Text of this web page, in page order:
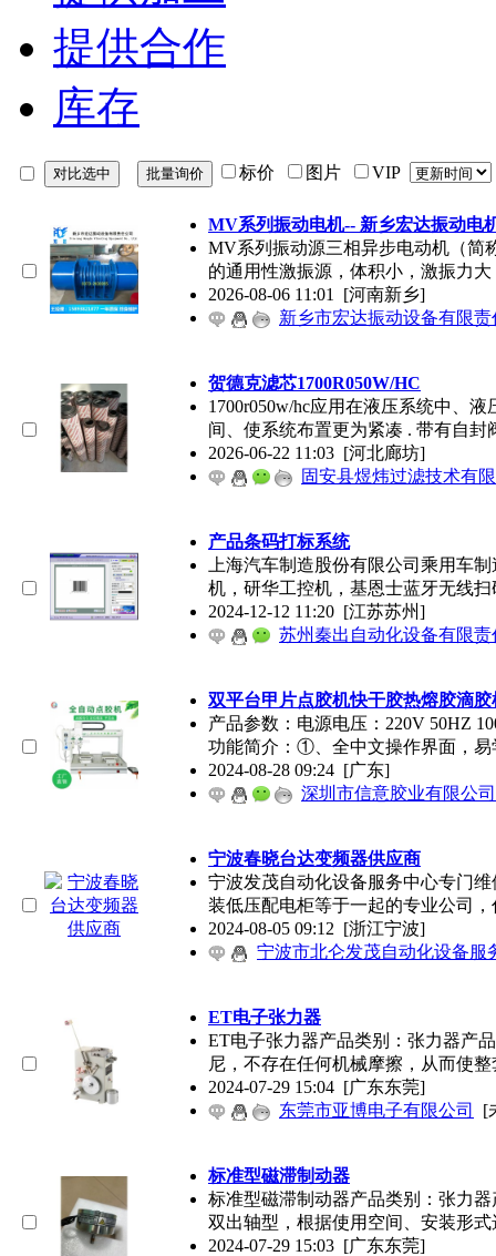
提供合作
库存
标价 图片 VIP
MV系列振动电机-- 新乡宏达振动电
MV系列振动源三相异步电动机（简
的通用性激振源，体积小，激振力
2026-08-06 11:01 [河南新乡]
新乡市宏达振动设备有限责
贺德克滤芯1700R050W/HC
1700r050w/hc应用在液压系统中、
间、使系统布置更为紧凑 . 带有自封
2026-06-22 11:03 [河北廊坊]
固安县煜炜过滤技术有
产品条码打标系统
上海汽车制造股份有限公司乘用车
机，研华工控机，基恩士蓝牙无线扫
2024-12-12 11:20 [江苏苏州]
苏州秦出自动化设备有限责
双平台甲片点胶机快干胶热熔胶滴
产品参数：电源电压：220V 50HZ
功能简介：①、全中文操作界面，易
2024-08-28 09:24 [广东]
深圳市信意胶业有限公司
宁波春晓台达变频器供应商
宁波发茂自动化设备服务中心专门
装低压配电柜等于一起的专业公司，
2024-08-05 09:12 [浙江宁波]
宁波市北仑发茂自动化设备服
ET电子张力器
ET电子张力器产品类别：张力器产
尼，不存在任何机械摩擦，从而使
2024-07-29 15:04 [广东东莞]
东莞市亚博电子有限公司
[
标准型磁滞制动器
标准型磁滞制动器产品类别：张力
双出轴型，根据使用空间、安装形式
2024-07-29 15:03 [广东东莞]